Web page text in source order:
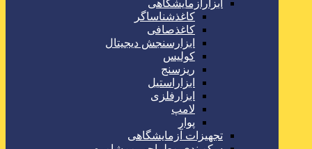
ابزارآزمایشگاهی
کاغذشناساگر
کاغذصافی
ابزارسنجش دیجیتال
کولیس
ریزسنج
ابزاراستیل
ابزارفلزی
لامپ
پوار
تجهیزات آزمایشگاهی